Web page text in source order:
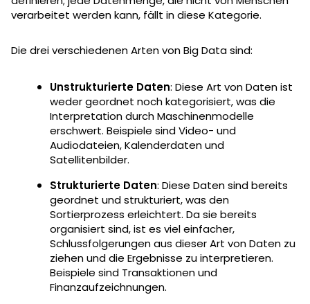
verarbeitet werden kann, fällt in diese Kategorie.
Die drei verschiedenen Arten von Big Data sind:
Unstrukturierte Daten: Diese Art von Daten ist
weder geordnet noch kategorisiert, was die
Interpretation durch Maschinenmodelle
erschwert. Beispiele sind Video- und
Audiodateien, Kalenderdaten und
Satellitenbilder.
Strukturierte Daten: Diese Daten sind bereits
geordnet und strukturiert, was den
Sortierprozess erleichtert. Da sie bereits
organisiert sind, ist es viel einfacher,
Schlussfolgerungen aus dieser Art von Daten zu
ziehen und die Ergebnisse zu interpretieren.
Beispiele sind Transaktionen und
Finanzaufzeichnungen.